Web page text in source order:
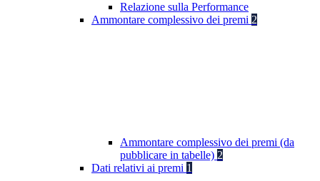
Relazione sulla Performance
Ammontare complessivo dei premi 2
Ammontare complessivo dei premi (da
pubblicare in tabelle) 2
Dati relativi ai premi 1